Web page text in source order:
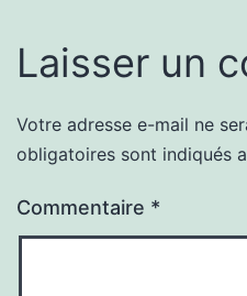
Laisser un
Votre adresse e-mail ne
obligatoires sont indiqués
Commentaire *